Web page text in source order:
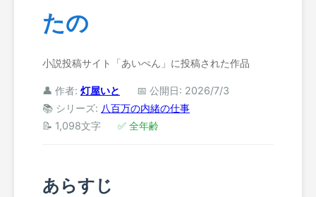
たの
小説投稿サイト「あいぺん」に投稿された作品
👤 作者: 灯屋いと
📅 公開日: 2026/7/3
📚 シリーズ: 八百万の内緒の仕事
📝 1,098文字
✅ 全年齢
あらすじ